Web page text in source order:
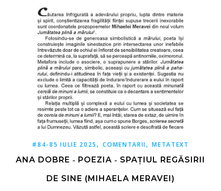
#84-85 IULIE 2025 ,COMENTARII,METATEXT
ANA DOBRE ‑ POEZIA ‑ SPAȚIUL REGĂSIRII
DE SINE (MIHAELA MERAVEI)